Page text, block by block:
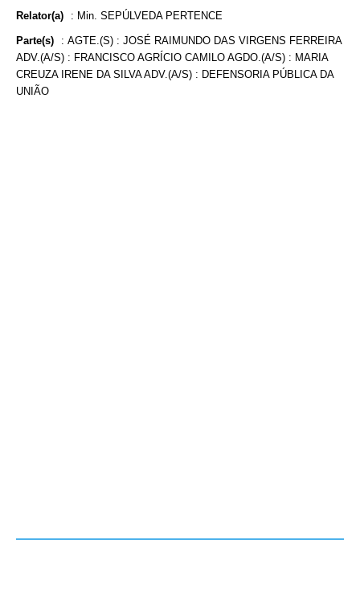
Relator(a) : Min. SEPÚLVEDA PERTENCE
Parte(s) : AGTE.(S) : JOSÉ RAIMUNDO DAS VIRGENS FERREIRA
ADV.(A/S) : FRANCISCO AGRÍCIO CAMILO AGDO.(A/S) : MARIA
CREUZA IRENE DA SILVA ADV.(A/S) : DEFENSORIA PÚBLICA DA
UNIÃO